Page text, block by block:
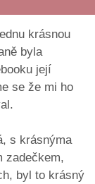
krásnou
byla
její
se že mi ho
s krásnýma
zadečkem,
byl to krásný